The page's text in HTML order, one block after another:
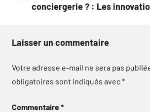
conciergerie ? : Les
Laisser un commentaire
Votre adresse e-mail ne sera pas
obligatoires sont indiqués avec*
Commentaire*